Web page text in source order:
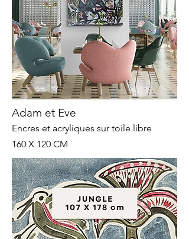
Adam et Eve
Encres et acryliques sur toile libre
160 X 120 CM